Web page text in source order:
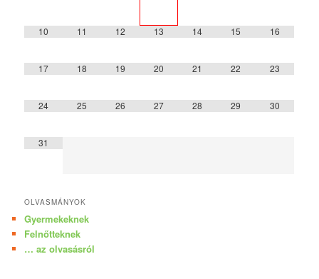
10 11 12 13 14 15 16
17 18 19 20 21 22 23
24 25 26 27 28 29 30
31
OLVASMÁNYOK
Gyermekeknek
Felnőtteknek
… az olvasásról